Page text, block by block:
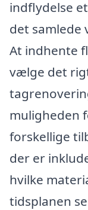
indflydelse
det samlede
At indhente
vælge det
muligheden
forskellige
der er
hvilke
tidsplanen